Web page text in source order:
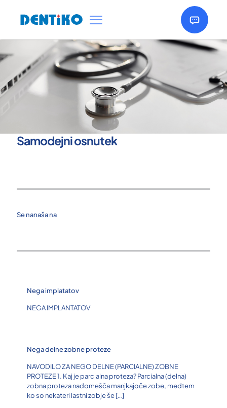
Samodejni osnutek
Se nanaša na
Nega implatatov
NEGA IMPLANTATOV
Nega delne zobne proteze
NAVODILO ZA NEGO DELNE (PARCIALNE) ZOBNE
PROTEZE 1. Kaj je parcialna proteza? Parcialna (delna)
zobna proteza nadomešča manjkajoče zobe, medtem
ko so nekateri lastni zobje še[…]